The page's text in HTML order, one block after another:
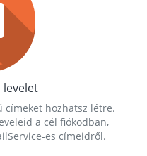
levelet
címeket hozhatsz létre.
a cél fiókodban,
es címeidről.